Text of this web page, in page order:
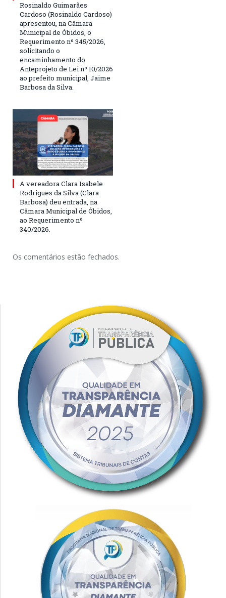
Rosinaldo Guimarães
Cardoso (Rosinaldo Cardoso)
apresentou, na Câmara
Municipal de Óbidos, o
Requerimento nº 345/2026,
solicitando o
encaminhamento do
Anteprojeto de Lei nº 10/2026
ao prefeito municipal, Jaime
Barbosa da Silva.
A vereadora Clara Isabele
Rodrigues da Silva (Clara
Barbosa) deu entrada, na
Câmara Municipal de Óbidos,
ao Requerimento nº
340/2026.
Os comentários estão fechados.